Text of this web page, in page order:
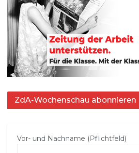
ZdA-Wochenschau abonnieren
Vor- und Nachname (Pflichtfeld)